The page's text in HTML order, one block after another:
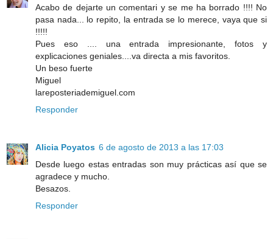
Acabo de dejarte un comentari y se me ha borrado !!!! No
pasa nada... lo repito, la entrada se lo merece, vaya que si
!!!!!
Pues eso .... una entrada impresionante, fotos y
explicaciones geniales....va directa a mis favoritos.
Un beso fuerte
Miguel
lareposteriademiguel.com
Responder
Alicia Poyatos 6 de agosto de 2013 a las 17:03
Desde luego estas entradas son muy prácticas así que se
agradece y mucho.
Besazos.
Responder